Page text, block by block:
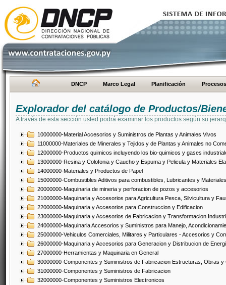
DNCP Marco Legal Planificación Procesos
Explorador del catálogo de Productos/
A través de esta sección usted podrá examinar los productos según su
10000000-Material Accesorios y Suministros de Plantas y Animales Vivos
11000000-Materiales de Minerales y Tejidos y de Plantas y Animales no
12000000-Productos quimicos incluyendo los bio-quimicos y gases
13000000-Resina y Colofonia y Caucho y Espuma y Pelicula y Materiales
14000000-Materiales y Productos de Papel
15000000-Combustibles Aditivos para combustibles, Lubricantes y
20000000-Maquinaria de mineria y perforacion de pozos y accesorios
21000000-Maquinaria y Accesorios para Agricultura Pesca, Silvicultura y
22000000-Maquinaria y Accesorios para Construccion y Edificacion
23000000-Maquinaria y Accesorios de Fabricacion y Transformacion
24000000-Maquinaria Accesorios y Suministros para Manejo,
25000000-Vehiculos Comerciales, Militares y Particulares - Accesorios y
26000000-Maquinaria y Accesorios para Generacion y Distribucion de
27000000-Herramientas y Maquinaria en General
30000000-Componentes y Suministros de Fabricacion Estructuras, Obras
31000000-Componentes y Suministros de Fabricacion
32000000-Componentes y Suministros Electronicos